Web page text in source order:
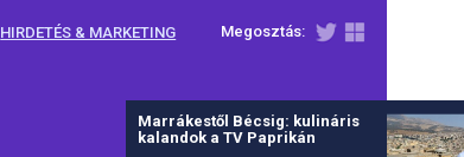
Megosztás:
HIRDETÉS & MARKETING
Július 27-én érkezik a The
Walking Dead: Dead City 3.